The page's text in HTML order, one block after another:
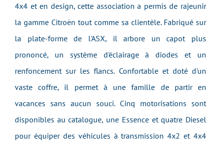
4x4 et en design, cette association a permis de rajeunir
la gamme Citroën tout comme sa clientèle. Fabriqué sur
la plate-forme de l'ASX, il arbore un capot plus
prononcé, un système d'éclairage à diodes et un
renfoncement sur les flancs. Confortable et doté d'un
vaste coffre, il permet à une famille de partir en
vacances sans aucun souci. Cinq motorisations sont
disponibles au catalogue, une Essence et quatre Diesel
pour équiper des véhicules à transmission 4x2 et 4x4